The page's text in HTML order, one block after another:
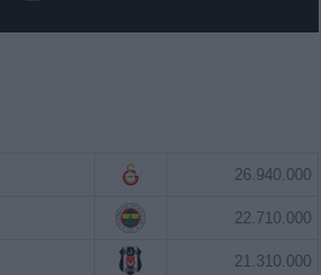
26.940.000
22.710.000
21.310.000